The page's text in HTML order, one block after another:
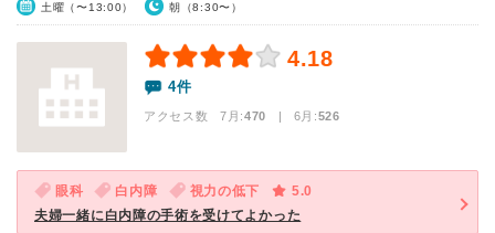
土曜（〜13:00） 朝（8:30〜）
4.18
4件
アクセス数 7月:470 | 6月:526
眼科 白内障 視力の低下
5.0
夫婦一緒に白内障の手術を受けてよかった